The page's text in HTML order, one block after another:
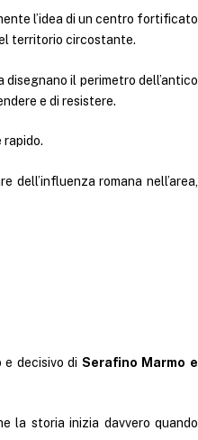
l’idea di un centro fortificato
territorio circostante.
il perimetro dell’antico
e di resistere.
dell’influenza romana nell’area,
decisivo di Serafino Marmo e
la storia inizia davvero quando